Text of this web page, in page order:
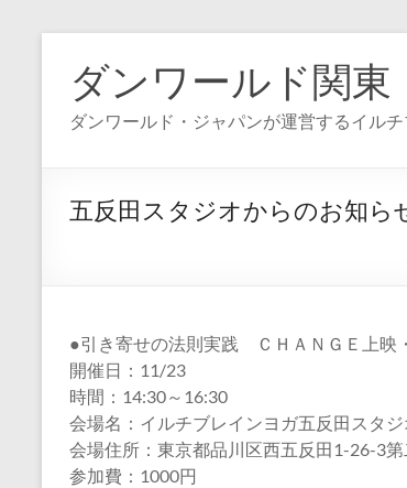
ダンワールド関東
ダンワールド・ジャパンが運営するイル
五反田スタジオからのお知
●引き寄せの法則実践 ＣＨＡＮＧＥ上映
開催日：11/23
時間：14:30～16:30
会場名：イルチブレインヨガ五反田スタジ
会場住所：東京都品川区西五反田1-26-3第
参加費：1000円